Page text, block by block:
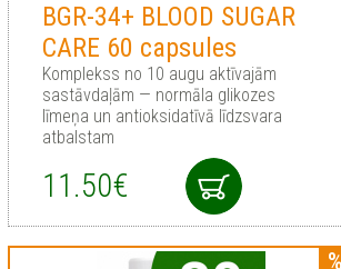
BGR-34+ BLOOD SUGAR
CARE 60 capsules
Komplekss no 10 augu aktīvajām
sastāvdaļām — normāla glikozes
līmeņa un antioksidatīvā līdzsvara
atbalstam
11.50€